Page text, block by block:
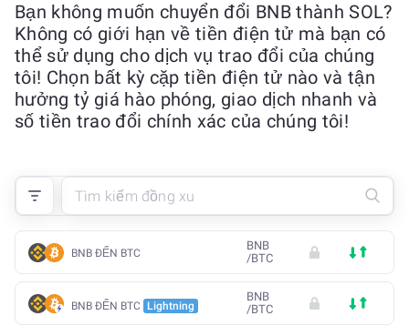
Bạn không muốn chuyển đổi BNB thành SOL?
Không có giới hạn về tiền điện tử mà bạn có
thể sử dụng cho dịch vụ trao đổi của chúng
tôi! Chọn bất kỳ cặp tiền điện tử nào và tận
hưởng tỷ giá hào phóng, giao dịch nhanh và
số tiền trao đổi chính xác của chúng tôi!
BNB ĐẾN BTC
BNB
/BTC
BNB ĐẾN BTC Lightning
BNB
/BTC